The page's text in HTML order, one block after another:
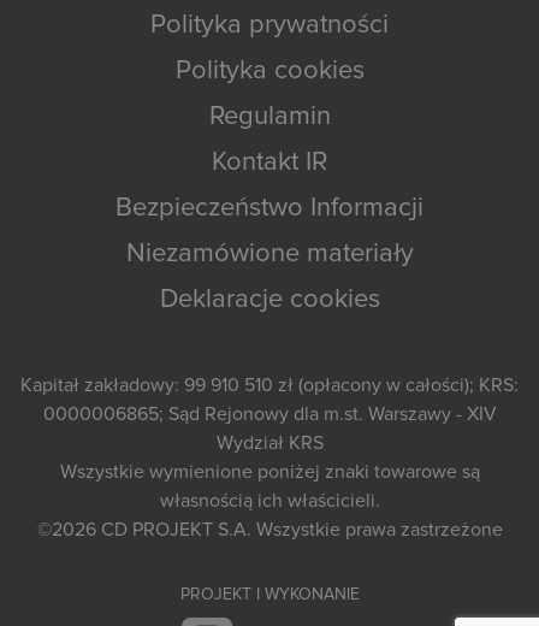
Polityka prywatności
Polityka cookies
Regulamin
Kontakt IR
Bezpieczeństwo Informacji
Niezamówione materiały
Deklaracje cookies
Kapitał zakładowy: 99 910 510 zł (opłacony w całości); KRS:
0000006865; Sąd Rejonowy dla m.st. Warszawy - XIV
Wydział KRS
Wszystkie wymienione poniżej znaki towarowe są
własnością ich właścicieli.
©2026 CD PROJEKT S.A. Wszystkie prawa zastrzeżone
PROJEKT I WYKONANIE